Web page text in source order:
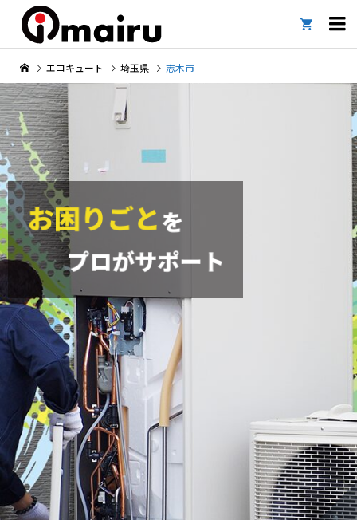

エコキュート 埼玉県 志木市